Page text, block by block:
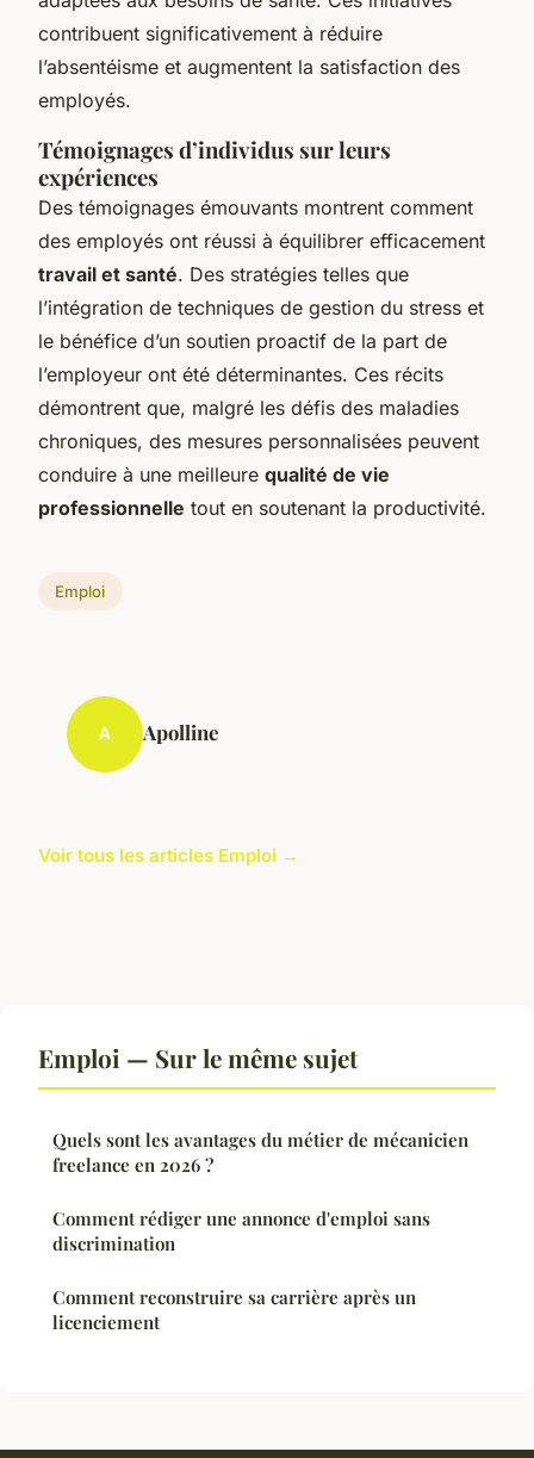
contribuent significativement à réduire
l’absentéisme et augmentent la satisfaction des
employés.
Témoignages d’individus sur leurs
expériences
Des témoignages émouvants montrent comment
des employés ont réussi à équilibrer efficacement
travail et santé. Des stratégies telles que
l’intégration de techniques de gestion du stress et
le bénéfice d’un soutien proactif de la part de
l’employeur ont été déterminantes. Ces récits
démontrent que, malgré les défis des maladies
chroniques, des mesures personnalisées peuvent
conduire à une meilleure qualité de vie
professionnelle tout en soutenant la productivité.
Emploi
A Apolline
Voir tous les articles Emploi →
Emploi — Sur le même sujet
Quels sont les avantages du métier de mécanicien
freelance en 2026 ?
Comment rédiger une annonce d'emploi sans
discrimination
Comment reconstruire sa carrière après un
licenciement